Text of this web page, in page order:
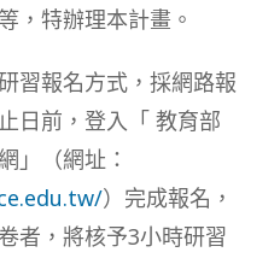
，特辦理本計畫。
習報名方式，採網路報
日前，登入「 教育部
」（網址：
）完成報名，
者，將核予3小時研習